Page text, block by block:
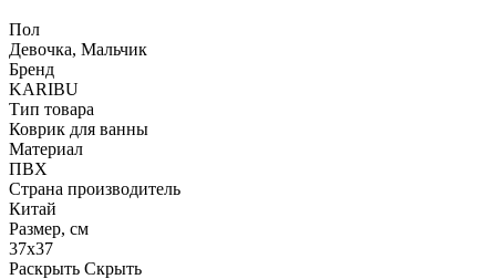
Пол
Девочка, Мальчик
Бренд
KARIBU
Тип товара
Коврик для ванны
Материал
ПВХ
Страна производитель
Китай
Размер, см
37х37
Раскрыть Скрыть